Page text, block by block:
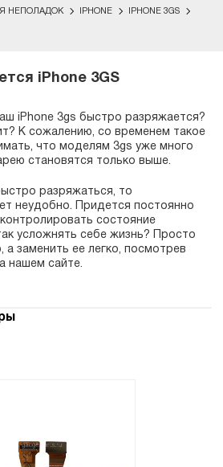
НЕПОЛАДОК IPHONE IPHONE 3GS
iPhone 3GS
iPhone 3gs быстро разряжается?
К сожалению, со временем такое
что моделям 3gs уже много
становятся только выше.
разряжаться, то
неудобно. Придется постоянно
состояние
усложнять себе жизнь? Просто
а заменить ее легко, посмотрев
нашем сайте.